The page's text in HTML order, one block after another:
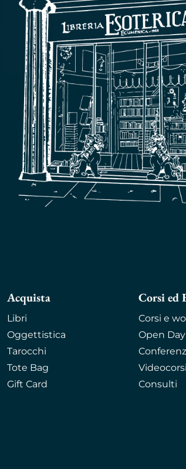
Acquista
Libri
Oggettistica
Tarocchi
Tote Bag
Gift Card
Corsi ed
Corsi e
Open Day
Videocorsi
Consulti